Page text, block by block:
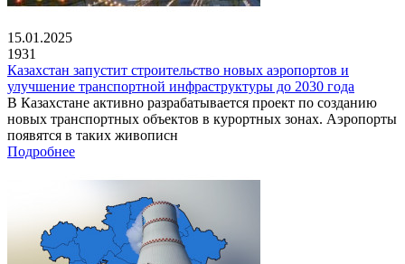
15.01.2025
1931
Казахстан запустит строительство новых аэропортов и
улучшение транспортной инфраструктуры до 2030 года
В Казахстане активно разрабатывается проект по созданию
новых транспортных объектов в курортных зонах. Аэропорты
появятся в таких живописн
Подробнее